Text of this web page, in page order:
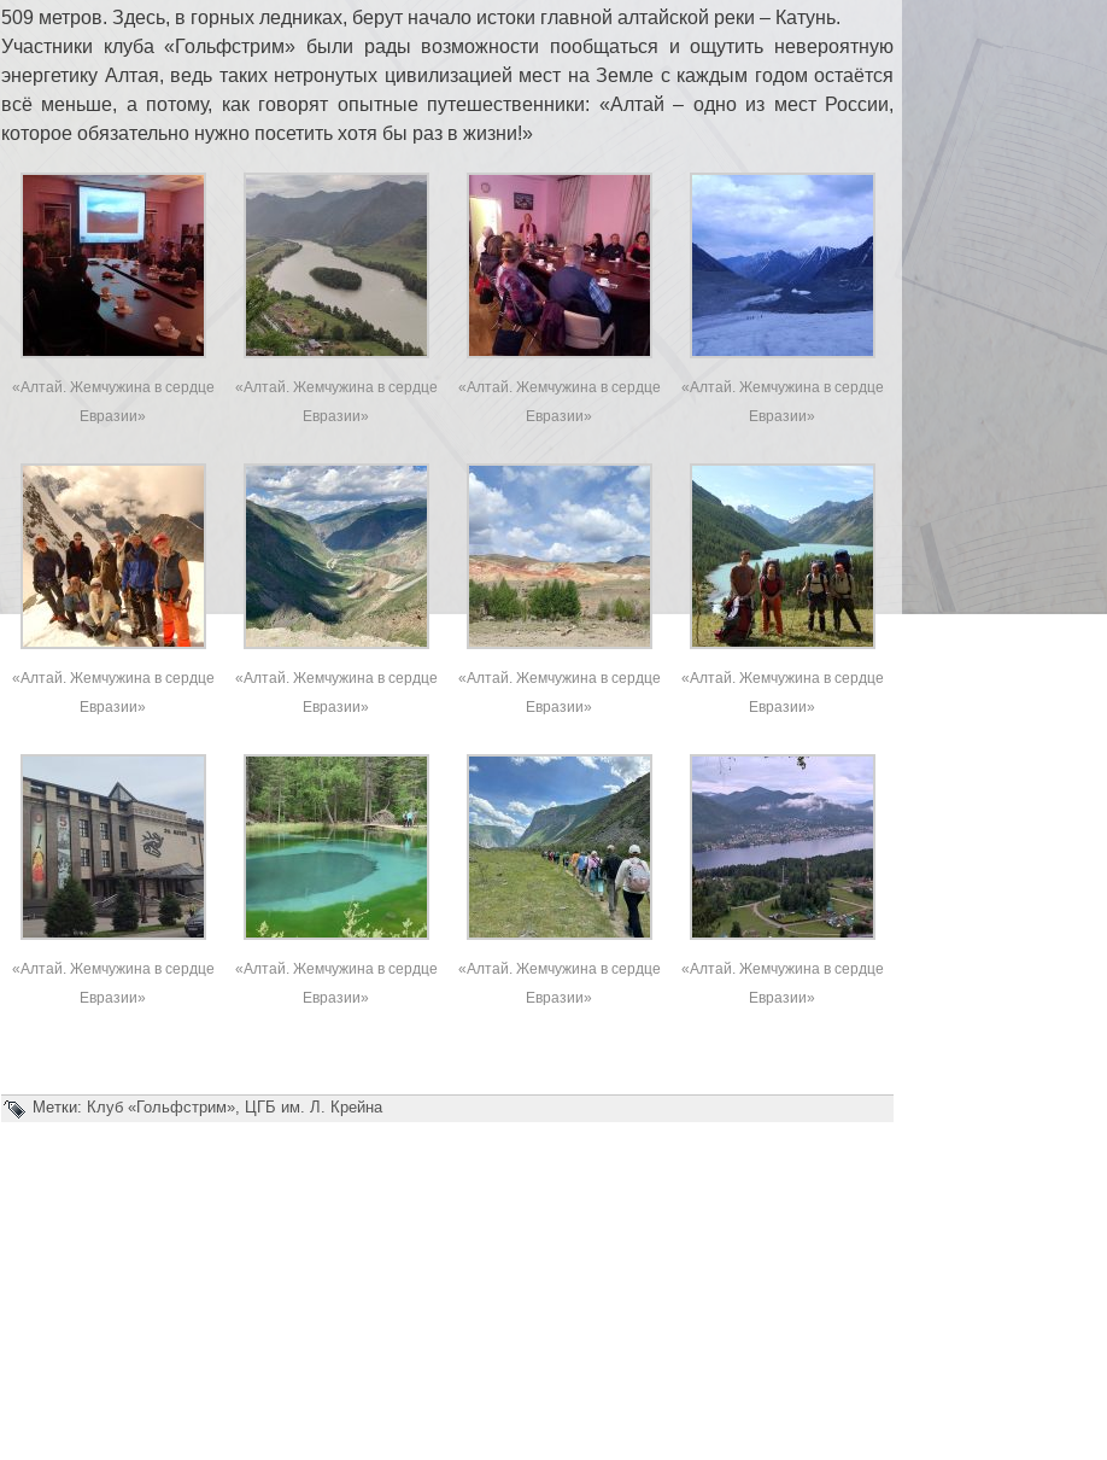
509 метров. Здесь, в горных ледниках, берут начало истоки главной алтайской реки – Катунь.
Участники клуба «Гольфстрим» были рады возможности пообщаться и ощутить невероятную
энергетику Алтая, ведь таких нетронутых цивилизацией мест на Земле с каждым годом остаётся
всё меньше, а потому, как говорят опытные путешественники: «Алтай – одно из мест России,
которое обязательно нужно посетить хотя бы раз в жизни!»
«Алтай. Жемчужина в сердце
Евразии»
«Алтай. Жемчужина в сердце
Евразии»
«Алтай. Жемчужина в сердце
Евразии»
«Алтай. Жемчужина в сердце
Евразии»
«Алтай. Жемчужина в сердце
Евразии»
«Алтай. Жемчужина в сердце
Евразии»
«Алтай. Жемчужина в сердце
Евразии»
«Алтай. Жемчужина в сердце
Евразии»
«Алтай. Жемчужина в сердце
Евразии»
«Алтай. Жемчужина в сердце
Евразии»
«Алтай. Жемчужина в сердце
Евразии»
«Алтай. Жемчужина в сердце
Евразии»
Метки: Клуб «Гольфстрим», ЦГБ им. Л. Крейна